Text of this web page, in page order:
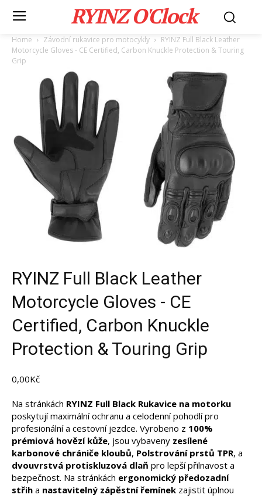
RYINZ O'Clock
Home Závodní rukavice pro motocykly
RYINZ Full Black Leather
Motorcycle Gloves - CE Certified, Carbon Knuckle Protection & Touring
Grip
RYINZ Full Black Leather
Motorcycle Gloves - CE
Certified, Carbon Knuckle
Protection & Touring Grip
0,00Kč
Na stránkách RYINZ Full Black Rukavice na motorku
poskytují maximální ochranu a celodenní pohodlí pro
profesionální a cestovní jezdce. Vyrobeno z 100%
prémiová hovězí kůže, jsou vybaveny zesílené
karbonové chrániče kloubů, Polstrování prstů TPR, a
dvouvrstvá protiskluzová dlaň pro lepší přilnavost a
bezpečnost. Na stránkách ergonomický předozadní
střih a nastavitelný zápěstní řemínek zajistit úplnou